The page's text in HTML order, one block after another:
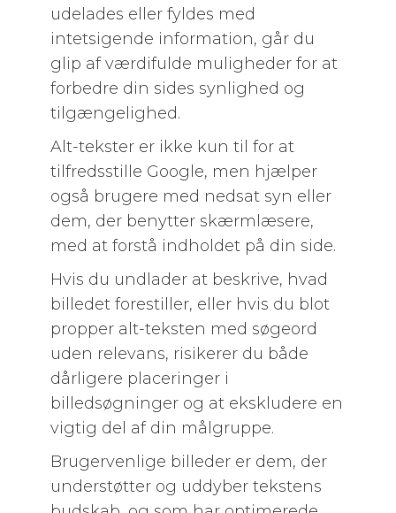
udelades eller fyldes med
intetsigende information, går du
glip af værdifulde muligheder for at
forbedre din sides synlighed og
tilgængelighed.
Alt-tekster er ikke kun til for at
tilfredsstille Google, men hjælper
også brugere med nedsat syn eller
dem, der benytter skærmlæsere,
med at forstå indholdet på din side.
Hvis du undlader at beskrive, hvad
billedet forestiller, eller hvis du blot
propper alt-teksten med søgeord
uden relevans, risikerer du både
dårligere placeringer i
billedsøgninger og at ekskludere en
vigtig del af din målgruppe.
Brugervenlige billeder er dem, der
understøtter og uddyber tekstens